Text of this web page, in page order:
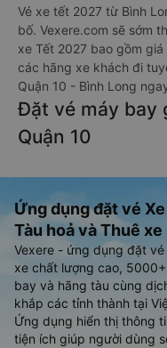
Vé xe tết 2027 từ Bình
bố. Vexere.com sẽ sớm
xe Tết 2027 bao gồm
các hãng xe khách đi
Quận 10 - Bình Long
Đặt vé máy bay
Quận 10
Ứng dụng đặt vé
Tàu hoả và Thuê xe
Vexere - ứng dụng đặt
xe chất lượng cao,
bay và hãng tàu cùng
khắp các tỉnh thành tại
Ứng dụng hiển thị thông
tiện ích giúp người dùng